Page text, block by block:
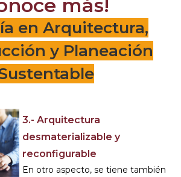
más!
en Arquitectura,
y Planeación
3.- Arquitectura
desmaterializable y
reconfigurable
En otro aspecto, se tiene también